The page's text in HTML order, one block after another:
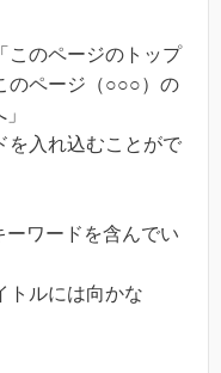
このページのトップ
のページ（○○○）の
を入れ込むことがで
ワードを含んでい
トルには向かな